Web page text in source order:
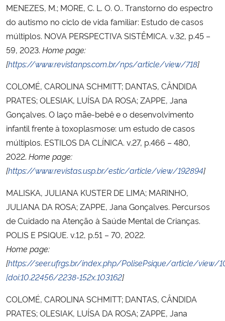
MENEZES, M.; MORE, C. L. O. O.. Transtorno do espectro
do autismo no ciclo de vida familiar: Estudo de casos
múltiplos. NOVA PERSPECTIVA SISTÊMICA. v.32, p.45 –
59, 2023. Home page:
[https://www.revistanps.com.br/nps/article/view/718]
COLOMÉ, CAROLINA SCHMITT; DANTAS, CÂNDIDA
PRATES; OLESIAK, LUÍSA DA ROSA; ZAPPE, Jana
Gonçalves. O laço mãe-bebê e o desenvolvimento
infantil frente à toxoplasmose: um estudo de casos
múltiplos. ESTILOS DA CLÍNICA. v.27, p.466 – 480,
2022. Home page:
[https://www.revistas.usp.br/estic/article/view/192894]
MALISKA, JULIANA KUSTER DE LIMA; MARINHO,
JULIANA DA ROSA; ZAPPE, Jana Gonçalves. Percursos
de Cuidado na Atenção à Saúde Mental de Crianças.
POLIS E PSIQUE. v.12, p.51 – 70, 2022.
Home page:
[https://seer.ufrgs.br/index.php/PolisePsique/article/view/
[doi:10.22456/2238-152x.103162]
COLOMÉ, CAROLINA SCHMITT; DANTAS, CÂNDIDA
PRATES; OLESIAK, LUÍSA DA ROSA; ZAPPE, Jana